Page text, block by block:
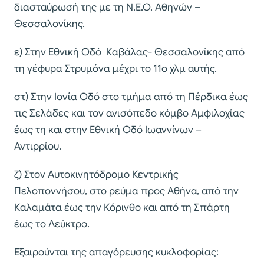
διασταύρωσή της με τη Ν.Ε.Ο. Αθηνών –
Θεσσαλονίκης.
ε) Στην Εθνική Οδό Καβάλας- Θεσσαλονίκης από
τη γέφυρα Στρυμόνα μέχρι το 11ο χλμ αυτής.
στ) Στην Ιονία Οδό στο τμήμα από τη Πέρδικα έως
τις Σελάδες και τον ανισόπεδο κόμβο Αμφιλοχίας
έως τη και στην Εθνική Οδό Ιωαννίνων –
Αντιρρίου.
ζ) Στον Αυτοκινητόδρομο Κεντρικής
Πελοποννήσου, στο ρεύμα προς Αθήνα, από την
Καλαμάτα έως την Κόρινθο και από τη Σπάρτη
έως το Λεύκτρο.
Εξαιρούνται της απαγόρευσης κυκλοφορίας: